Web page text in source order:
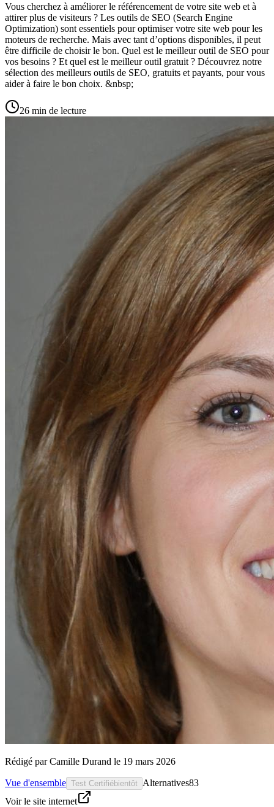
Vous cherchez à améliorer le référencement de votre site web et à
attirer plus de visiteurs ? Les outils de SEO (Search Engine
Optimization) sont essentiels pour optimiser votre site web pour les
moteurs de recherche. Mais avec tant d’options disponibles, il peut
être difficile de choisir le bon. Quel est le meilleur outil de SEO pour
vos besoins ? Et quel est le meilleur outil gratuit ? Découvrez notre
sélection des meilleurs outils de SEO, gratuits et payants, pour vous
aider à faire le bon choix. &nbsp;
26 min de lecture
Rédigé par Camille Durand le 19 mars 2026
Vue d'ensemble Test Certifiébientôt Alternatives83
Voir le site internet